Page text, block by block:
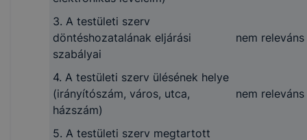
3. A testületi szerv
döntéshozatalának eljárási
szabályai
nem releváns
4. A testületi szerv ülésének helye
(irányítószám, város, utca,
házszám)
nem releváns
5. A testületi szerv megtartott